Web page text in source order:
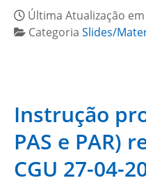
Última Atualização em
Categoria Slides/
Instrução
PAS e PAR)
CGU 27-04-